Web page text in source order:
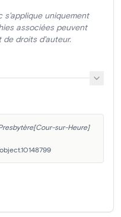
s'applique uniquement
associées peuvent
droits d'auteur.
sur-Heure]